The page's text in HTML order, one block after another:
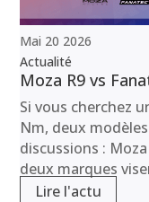
Mai 20 2026
Actualité
Moza R9 vs
Si vous cherchez
Nm, deux
discussions :
deux marques
Lire l'actu